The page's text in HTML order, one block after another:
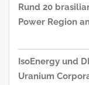
Rund 20
Power Region
IsoEnergy und
Uranium